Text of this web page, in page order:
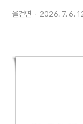
올건연 2026. 7. 6.